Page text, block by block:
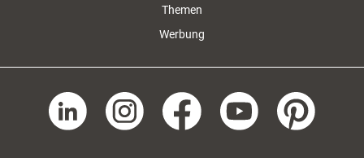
Themen
Werbung